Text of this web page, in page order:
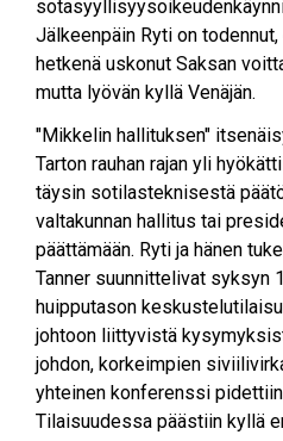
Jälkeenpäin Ryti on
hetkenä uskonut Saksan
mutta lyövän kyllä Venäjän.
"Mikkelin hallituksen"
Tarton rauhan rajan yli
täysin sotilasteknisestä
valtakunnan hallitus tai
päättämään. Ryti ja hänen
Tanner suunnittelivat syksyn
huipputason
johtoon liittyvistä
johdon, korkeimpien
yhteinen konferenssi
Tilaisuudessa päästiin kyllä